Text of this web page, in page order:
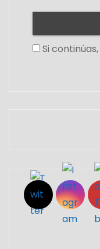
Si